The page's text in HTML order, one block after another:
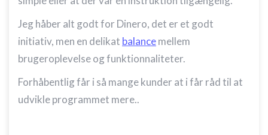
Jeg håber alt godt for Dinero, det er et godt
initiativ, men en delikat balancemellem
brugeroplevelse og funktionnaliteter.
Forhåbentlig får i så mange kunder at i får råd til at
udvikle programmet mere..